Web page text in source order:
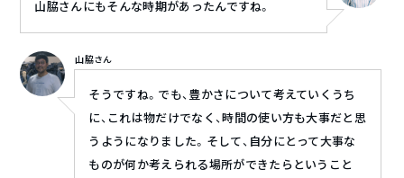
山脇さんにもそんな時期があったんですね。
山脇さん
そうですね。でも、豊かさについて考えていくうち
に、これは物だけでなく、時間の使い方も大事だと思
うようになりました。そして、自分にとって大事な
ものが何か考えられる場所ができたらということ